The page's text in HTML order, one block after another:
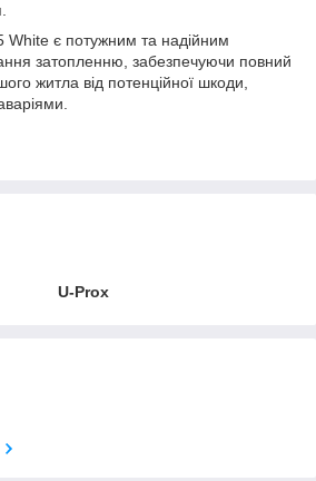
White є потужним та надійним
затопленню, забезпечуючи повний
житла від потенційної шкоди,
U-Prox